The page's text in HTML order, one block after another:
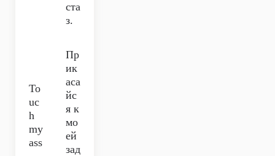
ста
з.
To
uc
h
my
ass
Пр
ик
аса
йс
я к
мо
ей
зад